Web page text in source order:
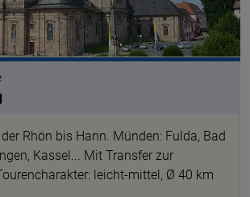
Rhön bis Hann. Münden: Fulda, Bad
Kassel... Mit Transfer zur
leicht-mittel, Ø 40 km